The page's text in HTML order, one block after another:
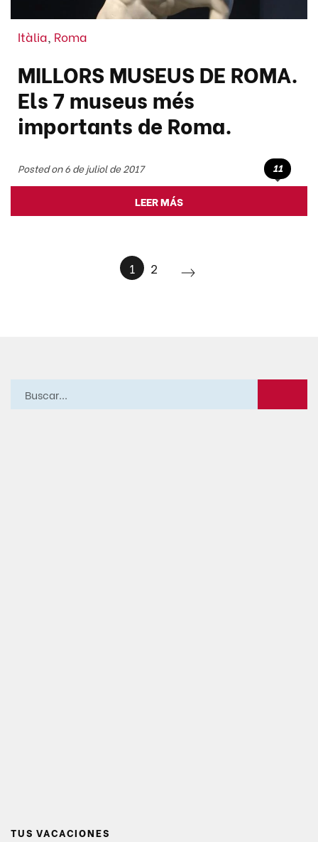
Itàlia Roma
MILLORS MUSEUS DE ROMA.
Els 7 museus més
importants de Roma.
Posted on 6 de juliol de 2017 11
LEER MÁS
1 2
TUS VACACIONES